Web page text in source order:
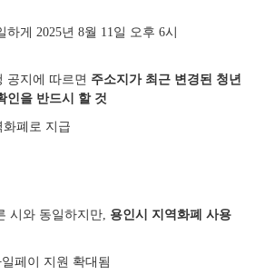
게 2025년 8월 11일 오후 6시
공지에 따르면 주소지가 최근 변경된 청년
인을 반드시 할 것
폐로 지급
시와 동일하지만, 용인시 지역화폐 사용
페이 지원 확대됨